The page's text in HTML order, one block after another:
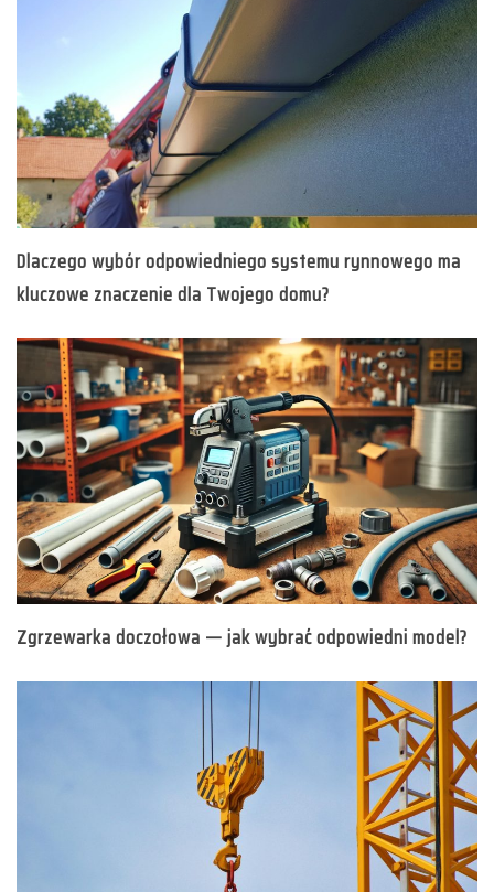
Dlaczego wybór odpowiedniego systemu rynnowego ma
kluczowe znaczenie dla Twojego domu?
Zgrzewarka doczołowa — jak wybrać odpowiedni model?